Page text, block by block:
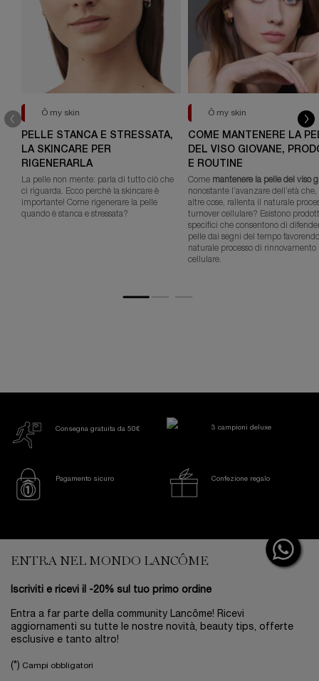
Ô my skin
PELLE STANCA E STRESSATA,
LA SKINCARE PER
RIGENERARLA
La pelle non mente: parla di tutto ciò che
ci riguarda. Ecco perché la skincare è
importante! Come rigenerare la pelle
quando è stanca e stressata?
Ô my skin
COME MANTENERE LA
DEL VISO GIOVANE,
E ROUTINE
Come mantenere la pelle del viso
nonostante l’avanzare dell’età che,
altre cose, rallenta il naturale
turnover cellulare? Esistono
specifici che consentono di
pelle dai segni del tempo
naturale processo di rinnovamento
cellulare.
Consegna gratuita da 50€ 3 campioni deluxe
Pagamento sicuro Confezione regalo
ENTRA NEL MONDO LANCÔME
Iscriviti e ricevi il -20% sul tuo primo ordine
Entra a far parte della community Lancôme! Ricevi
aggiornamenti su tutte le nostre novità, beauty tips, offerte
esclusive e tanto altro!
(*) Campi obbligatori